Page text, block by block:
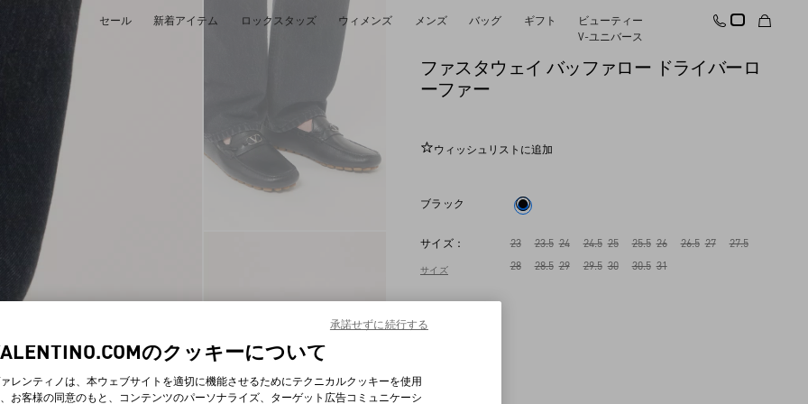
セール 新着アイテム ロックスタッズ ウィメンズ メンズ バッグ ギフト
ビューティー
V-ユニバース
新着アイテム
ファスタウェイ バッファロー ドライバーロ
ーファー
ウィッシュリストに追加
ブラック
サイズ：
サイズ
23 23.5 24 24.5 25 25.5 26 26.5 27
27.5
28
28.5 29 29.5 30 30.5 31
のクッキーについて
レンティノは、本ウェブサイトを適切に機能させるためにテクニカルクッキーを使用
お客様の同意のもと、コンテンツのパーソナライズ、ターゲット広告コミュニケーシ
承諾せずに続行する